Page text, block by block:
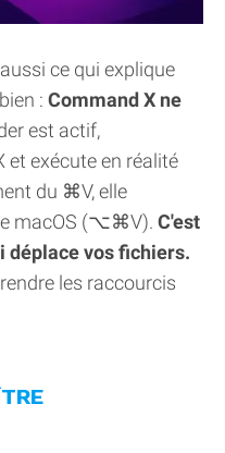
ce qui explique
: Command X ne
est actif,
exécute en réalité
du ⌘V, elle
macOS (⌥⌘V). C'est
déplace vos fichiers.
les raccourcis